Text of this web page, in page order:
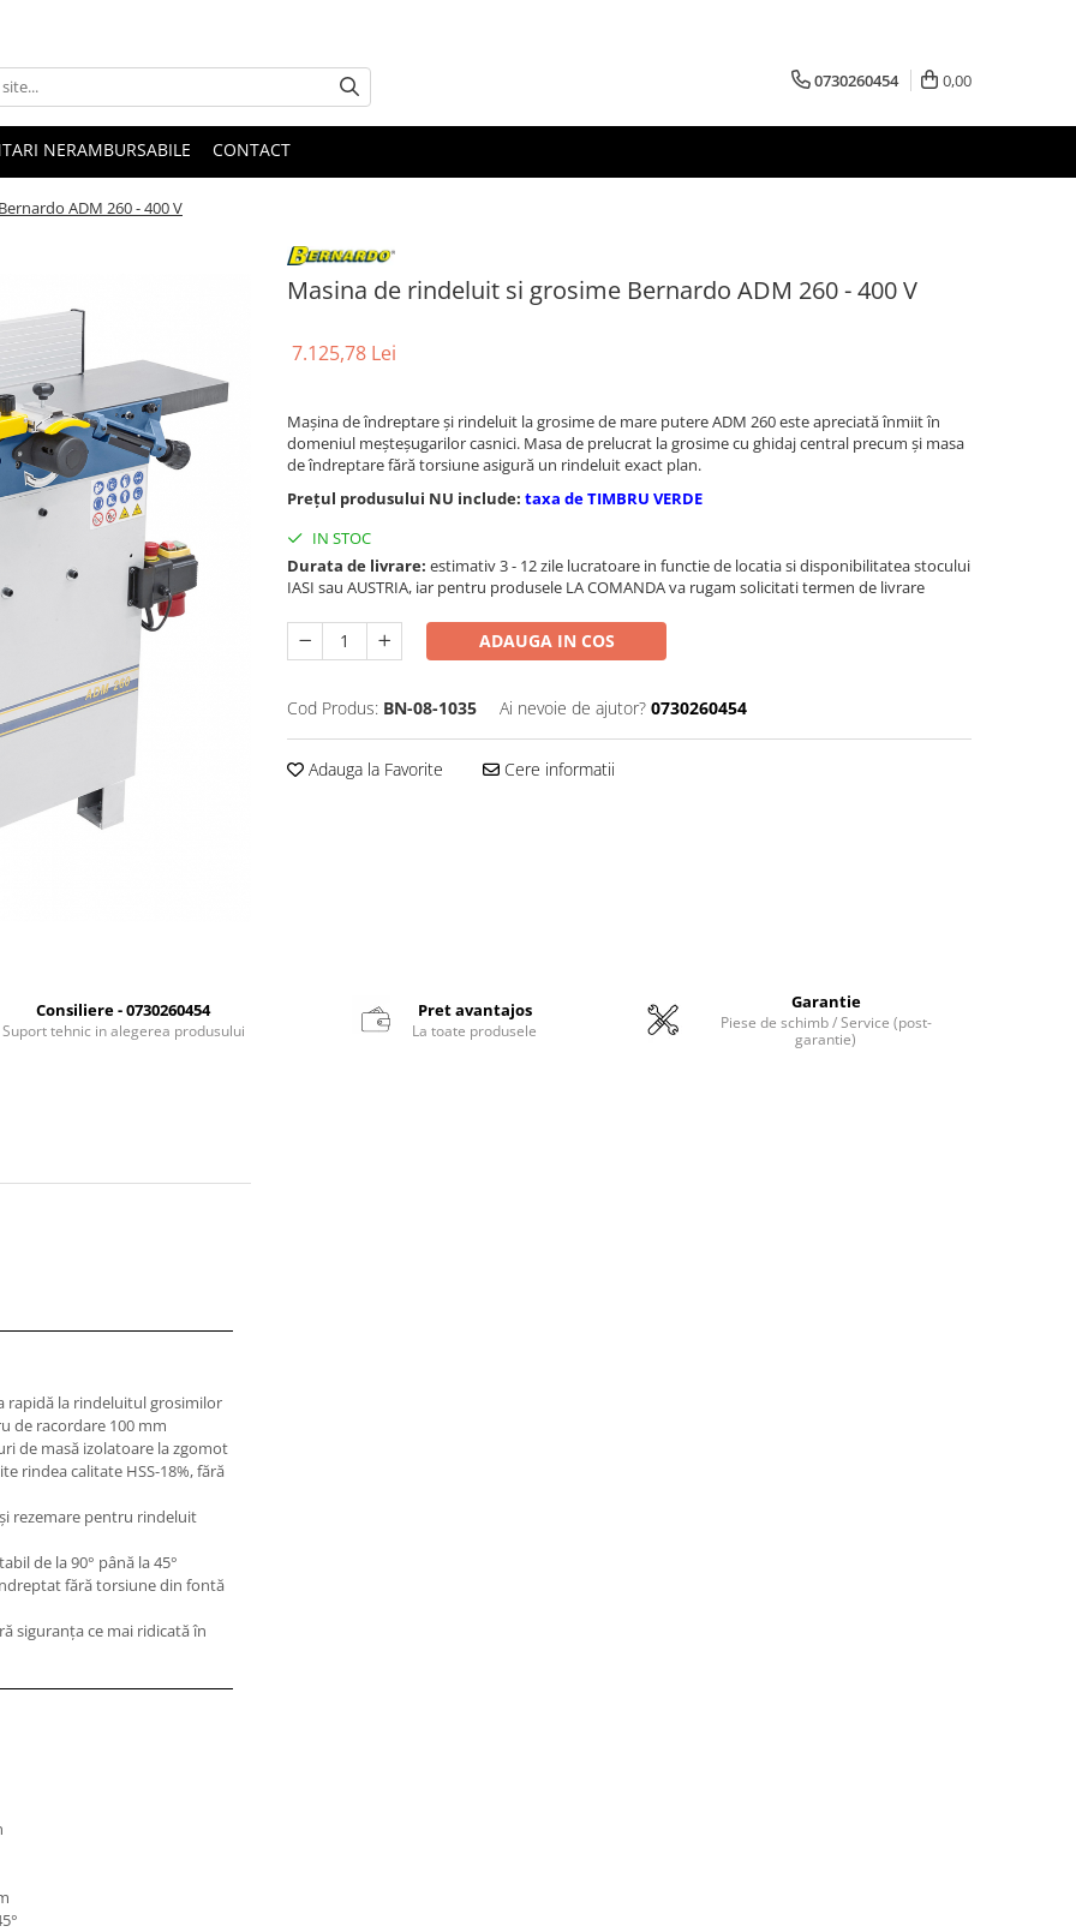
0730260454 0,00
NERAMBURSABILE CONTACT
ADM 260 - 400 V
Masina de rindeluit si grosime Bernardo ADM 260 - 400 V
7.125,78 Lei
Maşina de îndreptare şi rindeluit la grosime de mare putere ADM 260 este apreciată înmiit în
domeniul meşteşugarilor casnici. Masa de prelucrat la grosime cu ghidaj central precum şi masa
de îndreptare fără torsiune asigură un rindeluit exact plan.
Prețul produsului NU include: taxa de TIMBRU VERDE
IN STOC
Durata de livrare: estimativ 3 - 12 zile lucratoare in functie de locatia si disponibilitatea stocului
IASI sau AUSTRIA, iar pentru produsele LA COMANDA va rugam solicitati termen de livrare
ADAUGA IN COS
Cod Produs: BN-08-1035 Ai nevoie de ajutor? 0730260454
Adauga la Favorite Cere informatii
Consiliere - 0730260454
Suport tehnic in alegerea produsului
Pret avantajos
La toate produsele
Garantie
Piese de schimb / Service (post-
garantie)
rapidă la rindeluitul grosimilor
de racordare 100 mm
de masă izolatoare la zgomot
rindea calitate HSS-18%, fără
rezemare pentru rindeluit
de la 90° până la 45°
fără torsiune din fontă
siguranţa ce mai ridicată în